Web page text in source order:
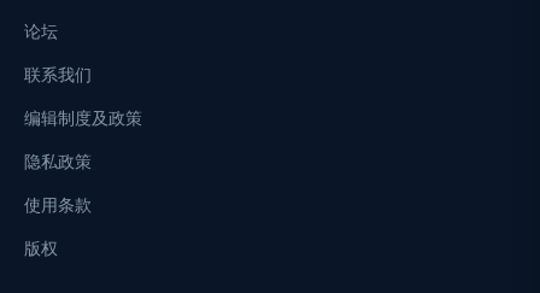
论坛
联系我们
编辑制度及政策
隐私政策
使用条款
版权